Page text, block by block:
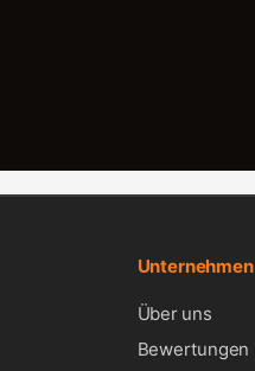
Unternehmen
Über uns
Bewertungen